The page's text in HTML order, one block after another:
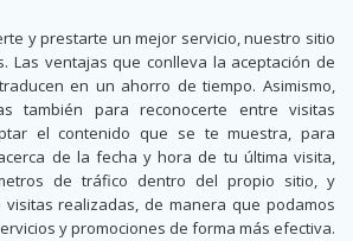
y prestarte un mejor servicio, nuestro sitio
Las ventajas que conlleva la aceptación de
en un ahorro de tiempo. Asimismo,
también para reconocerte entre visitas
el contenido que se te muestra, para
de la fecha y hora de tu última visita,
de tráfico dentro del propio sitio, y
realizadas, de manera que podamos
y promociones de forma más efectiva.